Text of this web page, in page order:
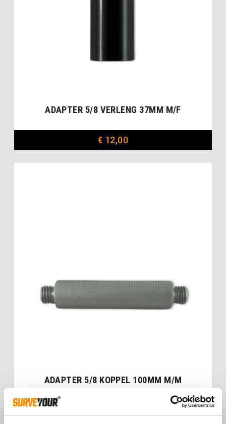
ADAPTER 5/8 VERLENG 37MM M/F
€ 12,00
ADAPTER 5/8 KOPPEL 100MM M/M